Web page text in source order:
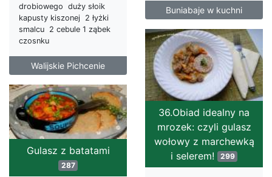
drobiowego duży słoik
kapusty kiszonej 2 łyżki
smalcu 2 cebule 1 ząbek
czosnku
Walijskie Pichcenie
Buniabaje w kuchni
36.Obiad idealny na
mrozek: czyli gulasz
wołowy z marchewką
i selerem!
299
Gulasz z batatami
287